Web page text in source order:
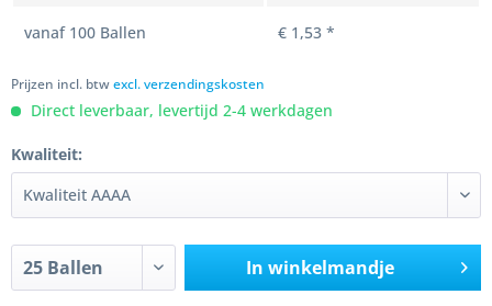
vanaf 100 Ballen € 1,53 *
Prijzen incl. btwexcl. verzendingskosten
Direct leverbaar, levertijd 2-4 werkdagen
Kwaliteit:
In winkelmandje